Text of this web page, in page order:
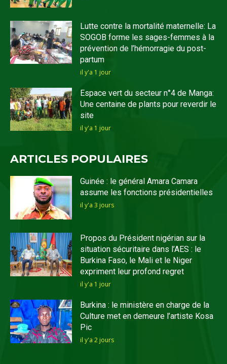
Lutte contre la mortalité maternelle: La
SOGOB forme les sages-femmes à la
prévention de l’hémorragie du post-
partum
il y'a 1 jour
Espace vert du secteur n°4 de Manga:
Une centaine de plants pour reverdir le
site
il y'a 1 jour
ARTICLES POPULAIRES
Guinée : le général Amara Camara
assume les fonctions présidentielles
il y'a 3 jours
Propos du Président nigérian sur la
situation sécuritaire dans l’AES : le
Burkina Faso, le Mali et le Niger
expriment leur profond regret
il y'a 1 jour
Burkina : le ministère en charge de la
Culture met en demeure l’artiste Kosa
Pic
il y'a 2 jours